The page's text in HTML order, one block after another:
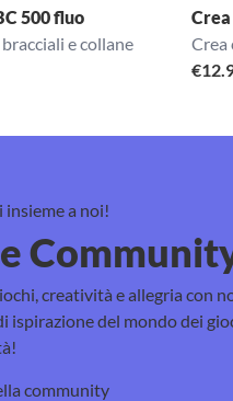
500 fluo
e collane
Crea
€
a noi!
creatività e allegria con
ispirazione del mondo dei
community